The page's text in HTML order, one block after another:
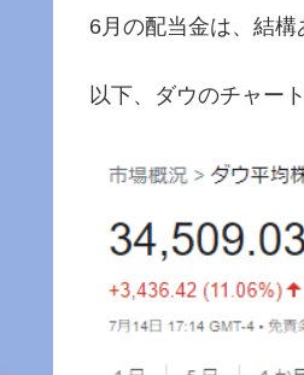
6月の配当金は、結構
以下、ダウのチャート